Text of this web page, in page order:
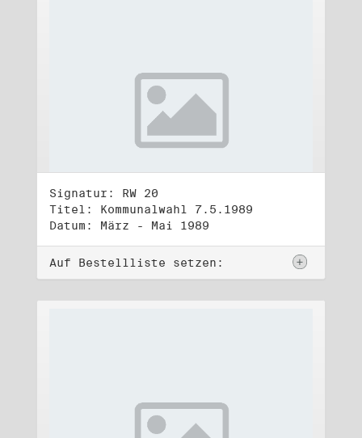
Signatur: RW 20
Titel: Kommunalwahl 7.5.1989
Datum: März - Mai 1989
Auf Bestellliste setzen: